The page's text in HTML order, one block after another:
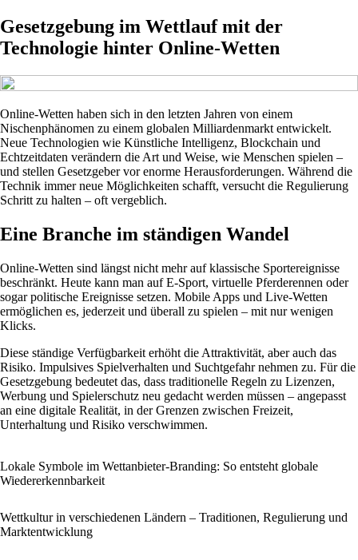
Gesetzgebung im Wettlauf mit der
Technologie hinter Online-Wetten
Online-Wetten haben sich in den letzten Jahren von einem
Nischenphänomen zu einem globalen Milliardenmarkt entwickelt.
Neue Technologien wie Künstliche Intelligenz, Blockchain und
Echtzeitdaten verändern die Art und Weise, wie Menschen spielen –
und stellen Gesetzgeber vor enorme Herausforderungen. Während die
Technik immer neue Möglichkeiten schafft, versucht die Regulierung
Schritt zu halten – oft vergeblich.
Eine Branche im ständigen Wandel
Online-Wetten sind längst nicht mehr auf klassische Sportereignisse
beschränkt. Heute kann man auf E-Sport, virtuelle Pferderennen oder
sogar politische Ereignisse setzen. Mobile Apps und Live-Wetten
ermöglichen es, jederzeit und überall zu spielen – mit nur wenigen
Klicks.
Diese ständige Verfügbarkeit erhöht die Attraktivität, aber auch das
Risiko. Impulsives Spielverhalten und Suchtgefahr nehmen zu. Für die
Gesetzgebung bedeutet das, dass traditionelle Regeln zu Lizenzen,
Werbung und Spielerschutz neu gedacht werden müssen – angepasst
an eine digitale Realität, in der Grenzen zwischen Freizeit,
Unterhaltung und Risiko verschwimmen.
Lokale Symbole im Wettanbieter-Branding: So entsteht globale
Wiedererkennbarkeit
Wettkultur in verschiedenen Ländern – Traditionen, Regulierung und
Marktentwicklung